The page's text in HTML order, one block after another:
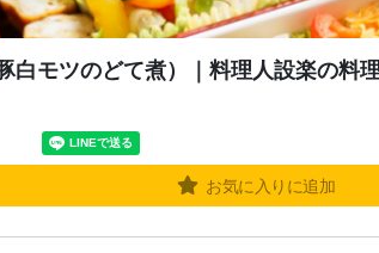
白モツのどて煮）｜料理人設楽の料
お気に入りに追加